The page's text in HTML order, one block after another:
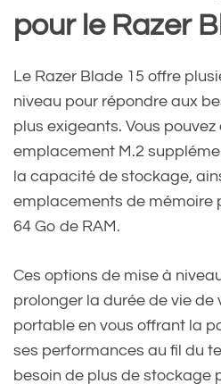
pour le Razer
Le Razer Blade 15 offre
niveau pour répondre aux
plus exigeants. Vous pouvez
emplacement M.2
la capacité de stockage,
emplacements de mémoire
64 Go de RAM.
Ces options de mise à
prolonger la durée de vie de
portable en vous offrant la
ses performances au fil du
besoin de plus de stockage